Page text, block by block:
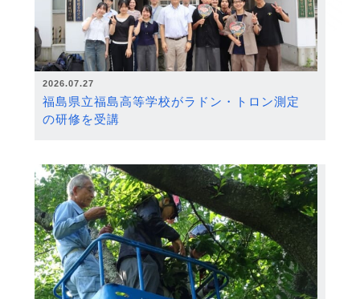
2026.07.27
福島県立福島高等学校がラドン・トロン測定
の研修を受講